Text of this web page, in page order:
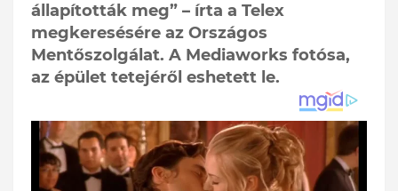
állapították meg” – írta a Telex
megkeresésére az Országos
Mentőszolgálat. A Mediaworks fotósa,
az épület tetejéről eshetett le.